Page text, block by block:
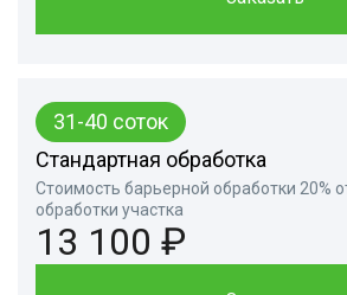
31-40 соток
Стандартная обработка
Стоимость барьерной обработки 20%
обработки участка
13 100 ₽